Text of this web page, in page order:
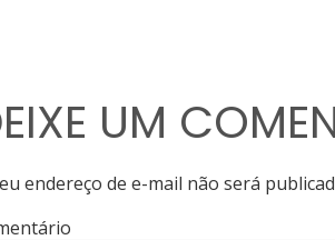
UM
endereço de e-mail não será